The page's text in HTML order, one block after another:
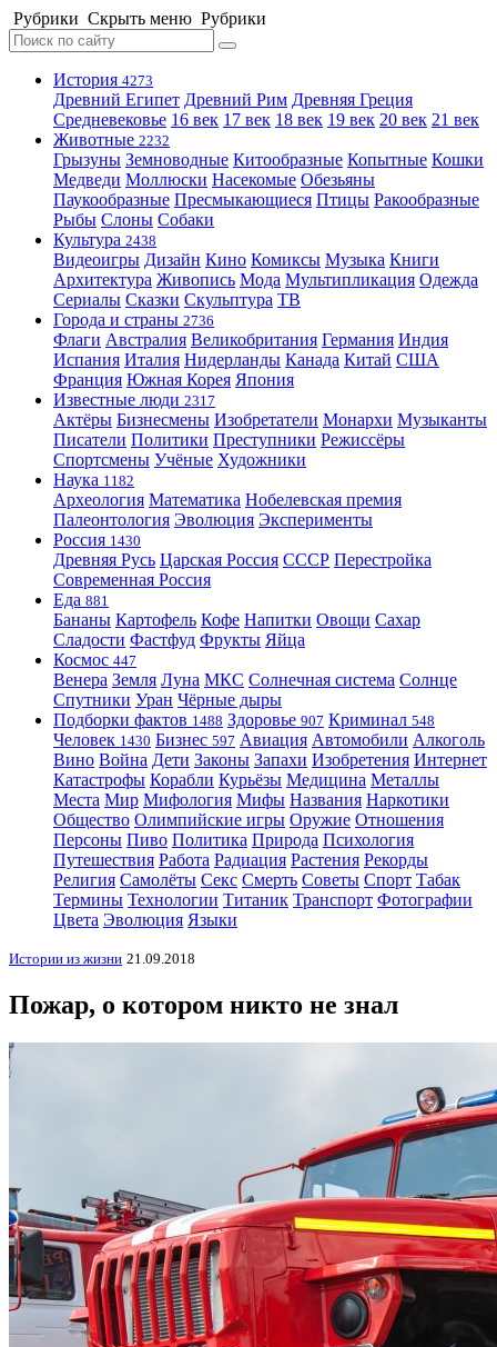
Рубрики Скрыть меню Рубрики
История 4273
Древний Египет Древний Рим Древняя Греция
Средневековье 16 век 17 век 18 век 19 век 20 век 21 век
Животные 2232
Грызуны Земноводные Китообразные Копытные Кошки
Медведи Моллюски Насекомые Обезьяны
Паукообразные Пресмыкающиеся Птицы Ракообразные
Рыбы Слоны Собаки
Культура 2438
Видеоигры Дизайн Кино Комиксы Музыка Книги
Архитектура Живопись Мода Мультипликация Одежда
Сериалы Сказки Скульптура ТВ
Города и страны 2736
Флаги Австралия Великобритания Германия Индия
Испания Италия Нидерланды Канада Китай США
Франция Южная Корея Япония
Известные люди 2317
Актёры Бизнесмены Изобретатели Монархи Музыканты
Писатели Политики Преступники Режиссёры
Спортсмены Учёные Художники
Наука 1182
Археология Математика Нобелевская премия
Палеонтология Эволюция Эксперименты
Россия 1430
Древняя Русь Царская Россия СССР Перестройка
Современная Россия
Еда 881
Бананы Картофель Кофе Напитки Овощи Сахар
Сладости Фастфуд Фрукты Яйца
Космос 447
Венера Земля Луна МКС Солнечная система Солнце
Спутники Уран Чёрные дыры
Подборки фактов 1488 Здоровье 907 Криминал 548
Человек 1430 Бизнес 597 Авиация Автомобили Алкоголь
Вино Война Дети Законы Запахи Изобретения Интернет
Катастрофы Корабли Курьёзы Медицина Металлы
Места Мир Мифология Мифы Названия Наркотики
Общество Олимпийские игры Оружие Отношения
Персоны Пиво Политика Природа Психология
Путешествия Работа Радиация Растения Рекорды
Религия Самолёты Секс Смерть Советы Спорт Табак
Термины Технологии Титаник Транспорт Фотографии
Цвета Эволюция Языки
Истории из жизни 21.09.2018
Пожар, о котором никто не знал